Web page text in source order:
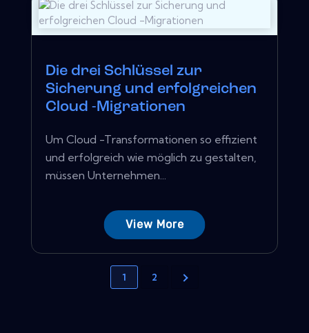
Die drei Schlüssel zur
Sicherung und erfolgreichen
Cloud -Migrationen
Um Cloud -Transformationen so effizient
und erfolgreich wie möglich zu gestalten,
müssen Unternehmen...
View More
1 2